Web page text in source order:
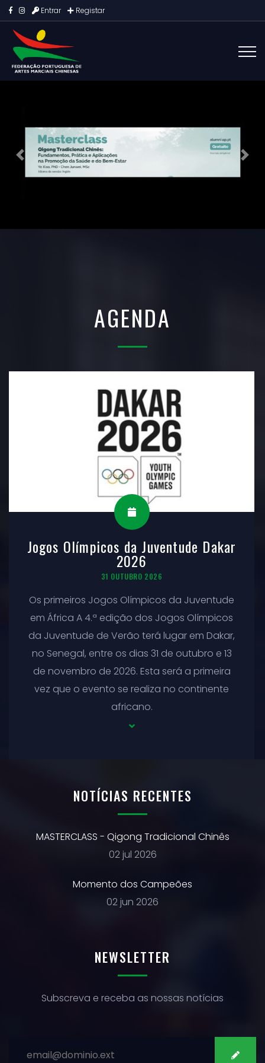
Entrar Registar
Previous Next
AGENDA
Jogos Olímpicos da Juventude Dakar
2026
31 OUTUBRO 2026
Os primeiros Jogos Olímpicos da Juventude
em África A 4.ª edição dos Jogos Olímpicos
da Juventude de Verão terá lugar em Dakar,
no Senegal, entre os dias 31 de outubro e 13
de novembro de 2026. Esta será a primeira
vez que o evento se realiza no continente
africano.
NOTÍCIAS RECENTES
MASTERCLASS - Qigong Tradicional Chinês
02 jul 2026
Momento dos Campeões
02 jun 2026
NEWSLETTER
Subscreva e receba as nossas notícias